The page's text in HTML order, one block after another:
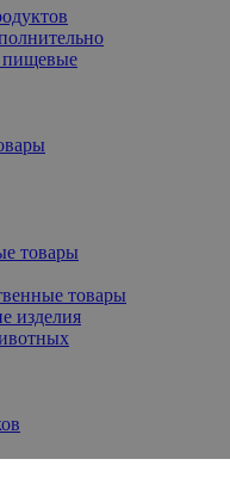
пищевые
товары
товары
изделия